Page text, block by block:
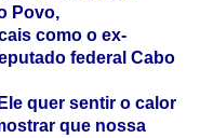
Povo,
como o ex-
federal Cabo
quer sentir o calor
que nossa